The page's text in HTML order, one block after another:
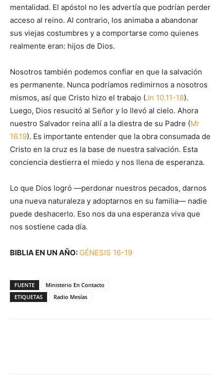
mentalidad. El apóstol no les advertía que podrían perder
acceso al reino. Al contrario, los animaba a abandonar
sus viejas costumbres y a comportarse como quienes
realmente eran: hijos de Dios.
Nosotros también podemos confiar en que la salvación
es permanente. Nunca podríamos redimirnos a nosotros
mismos, así que Cristo hizo el trabajo (Jn 10.11-18).
Luego, Dios resucitó al Señor y lo llevó al cielo. Ahora
nuestro Salvador reina allí a la diestra de su Padre (Mr
16.19). Es importante entender que la obra consumada de
Cristo en la cruz es la base de nuestra salvación. Esta
conciencia destierra el miedo y nos llena de esperanza.
Lo que Dios logró —perdonar nuestros pecados, darnos
una nueva naturaleza y adoptarnos en su familia— nadie
puede deshacerlo. Eso nos da una esperanza viva que
nos sostiene cada día.
BIBLIA EN UN AÑO: GÉNESIS 16-19
FUENTE
Ministerio En Contacto
ETIQUETAS
Radio Mesías